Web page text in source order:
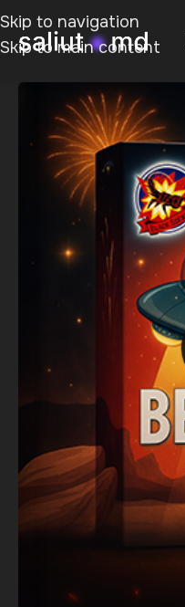
Skip to navigation
Skip to main content